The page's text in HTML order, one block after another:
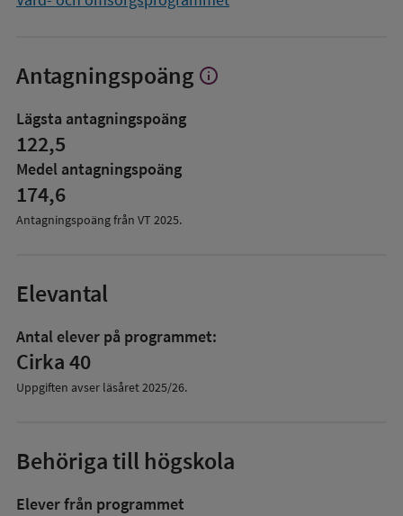
Antagningspoäng Visa
info
Lägsta antagningspoäng
122,5
Medel antagningspoäng
174,6
Antagningspoäng från VT 2025.
Elevantal
Antal elever på programmet:
Cirka 40
Uppgiften avser läsåret2025/26.
Behöriga till högskola
Elever från programmet